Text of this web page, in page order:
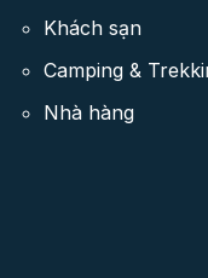
Khách sạn
Camping &
Nhà hàng